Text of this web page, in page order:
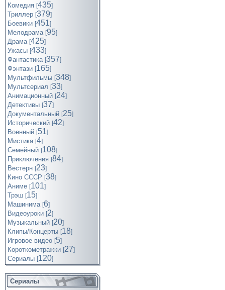
Комедия [435]
Триллер [379]
Боевики [451]
Мелодрама [95]
Драма [425]
Ужасы [433]
Фантастика [357]
Фэнтази [165]
Мультфильмы [348]
Мультсериал [33]
Анимационный [24]
Детективы [37]
Документальный [25]
Исторический [42]
Военный [51]
Мистика [4]
Семейный [108]
Приключения [84]
Вестерн [23]
Кино СССР [38]
Аниме [101]
Трэш [15]
Машинима [6]
Видеоуроки [2]
Музыкальный [20]
Клипы/Концерты [18]
Игровое видео [5]
Короткометражки [27]
Cериалы [120]
Сериалы